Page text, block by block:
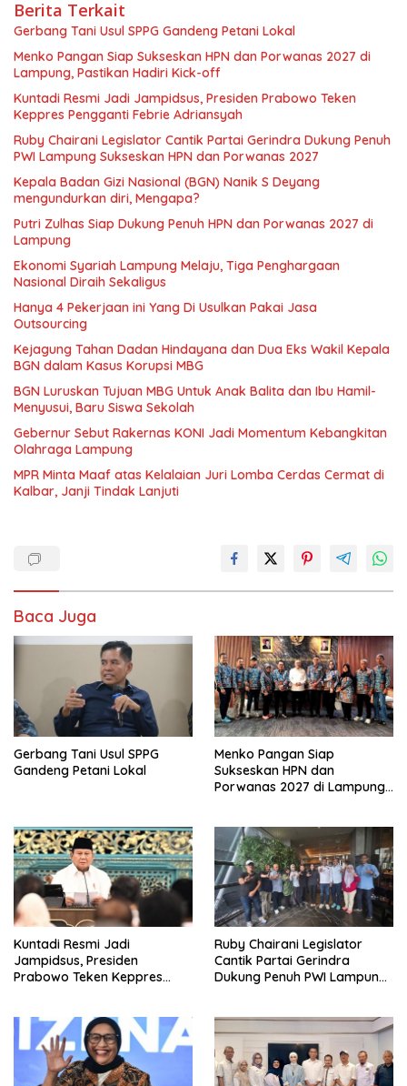
Berita Terkait
Gerbang Tani Usul SPPG Gandeng Petani Lokal
Menko Pangan Siap Sukseskan HPN dan Porwanas 2027 di
Lampung, Pastikan Hadiri Kick-off
Kuntadi Resmi Jadi Jampidsus, Presiden Prabowo Teken
Keppres Pengganti Febrie Adriansyah
Ruby Chairani Legislator Cantik Partai Gerindra Dukung Penuh
PWI Lampung Sukseskan HPN dan Porwanas 2027
Kepala Badan Gizi Nasional (BGN) Nanik S Deyang
mengundurkan diri, Mengapa?
Putri Zulhas Siap Dukung Penuh HPN dan Porwanas 2027 di
Lampung
Ekonomi Syariah Lampung Melaju, Tiga Penghargaan
Nasional Diraih Sekaligus
Hanya 4 Pekerjaan ini Yang Di Usulkan Pakai Jasa
Outsourcing
Kejagung Tahan Dadan Hindayana dan Dua Eks Wakil Kepala
BGN dalam Kasus Korupsi MBG
BGN Luruskan Tujuan MBG Untuk Anak Balita dan Ibu Hamil-
Menyusui, Baru Siswa Sekolah
Gebernur Sebut Rakernas KONI Jadi Momentum Kebangkitan
Olahraga Lampung
MPR Minta Maaf atas Kelalaian Juri Lomba Cerdas Cermat di
Kalbar, Janji Tindak Lanjuti
Baca Juga
Gerbang Tani Usul SPPG
Gandeng Petani Lokal
Menko Pangan Siap
Sukseskan HPN dan
Porwanas 2027 di Lampung,
Kuntadi Resmi Jadi
Jampidsus, Presiden
Prabowo Teken Keppres
Ruby Chairani Legislator
Cantik Partai Gerindra
Dukung Penuh PWI Lampung